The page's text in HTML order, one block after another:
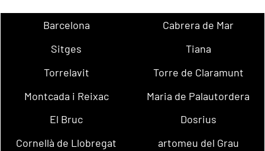
Barcelona
Cabrera de Mar
Sitges
Tiana
Torrelavit
Torre de Claramunt
Montcada i Reixac
Maria de Palautordera
El Bruc
Dosrius
Cornellà de Llobregat
artomeu del Grau